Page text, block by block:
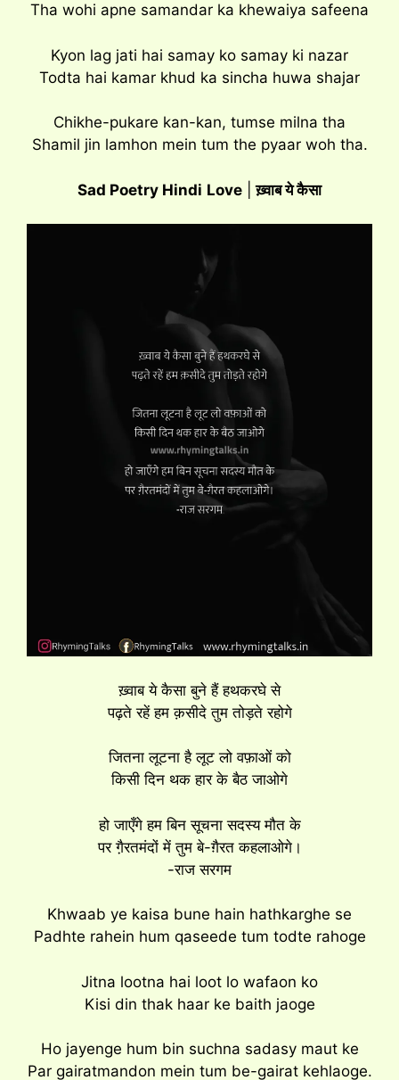
Tha wohi apne samandar ka khewaiya safeena
Kyon lag jati hai samay ko samay ki nazar
Todta hai kamar khud ka sincha huwa shajar
Chikhe-pukare kan-kan, tumse milna tha
Shamil jin lamhon mein tum the pyaar woh tha.
Sad Poetry Hindi Love ख़्वाब ये कैसा
ख़्वाब ये कैसा बुने हैं हथकरघे से
पढ़ते रहें हम क़सीदे तुम तोड़ते रहोगे
जितना लूटना है लूट लो वफ़ाओं को
किसी दिन थक हार के बैठ जाओगे
हो जाएँगे हम बिन सूचना सदस्य मौत के
पर गै़रतमंदों में तुम बे-ग़ैरत कहलाओगे।
-राज सरगम
Khwaab ye kaisa bune hain hathkarghe se
Padhte rahein hum qaseede tum todte rahoge
Jitna lootna hai loot lo wafaon ko
Kisi din thak haar ke baith jaoge
Ho jayenge hum bin suchna sadasy maut ke
Par gairatmandon mein tum be-gairat kehlaoge.